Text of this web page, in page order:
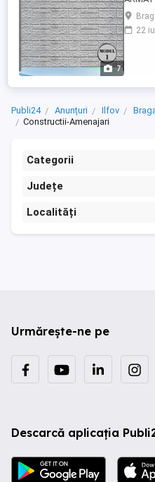
7
placi si
aspect
...
22
Publi24 Anunțuri Ilfov
Constructii-Amenajari
Categorii
Județe
Localități
Urmărește-ne pe
Descarcă aplicația